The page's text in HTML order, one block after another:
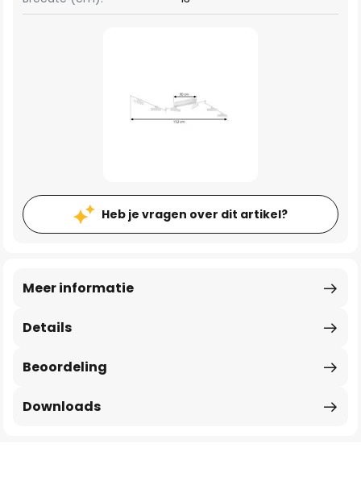
Heb je vragen over dit artikel?
Details
Meer informatie
Beoordeling
Downloads